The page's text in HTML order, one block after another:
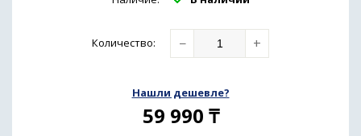
Количество: − +
Нашли дешевле?
59 990 ₸